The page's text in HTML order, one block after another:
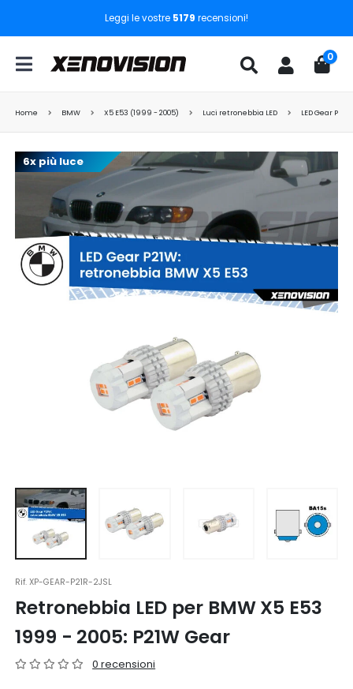
Leggi le vostre 5179 recensioni!
0
Home BMW X5 E53 (1999 - 2005) Luci retronebbia LED LED Gear
6x più luce
Rif.XP-GEAR-P21R-2JSL
Retronebbia LED per BMW X5 E53
1999 - 2005: P21W Gear
0 recensioni